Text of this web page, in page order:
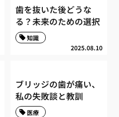
歯を抜いた後どうな
る？未来のための選択
2025.08.10
知識
ブリッジの歯が痛い、
私の失敗談と教訓
医療